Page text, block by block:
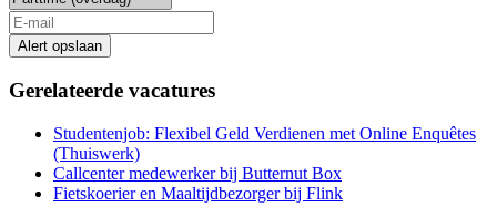
Alert opslaan
Gerelateerde vacatures
Studentenjob: Flexibel Geld Verdienen met Online Enquêtes
(Thuiswerk)
Callcenter medewerker bij Butternut Box
Fietskoerier en Maaltijdbezorger bij Flink